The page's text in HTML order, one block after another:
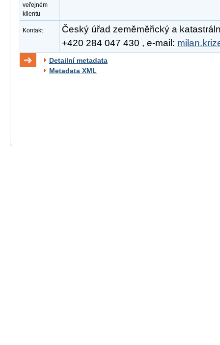
veřejném
klientu
Kontakt
Český úřad zeměměřický a
+420 284 047 430 , e-mail:
Detailní metadata
Metadata XML